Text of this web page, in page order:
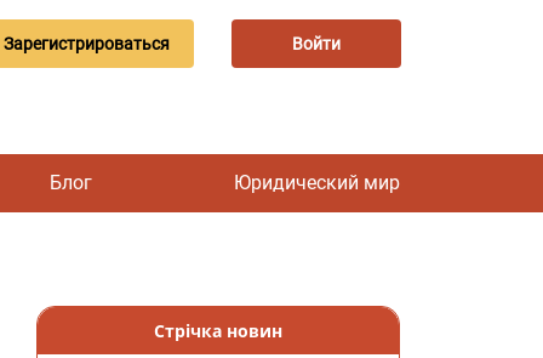
Зарегистрироваться Войти
Блог Юридический мир
Стрічка новин